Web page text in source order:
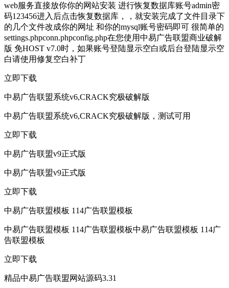
web服务直接放你你的网站安装 进行恢复数据库账号admin密
码123456进入后点击恢复数据库，，就安装完成了文件目录下
的几个文件改成你的网址 和你的mysql账号密码即可 很简单的
settings.phpconn.phpconfig.php在您使用中易广告联盟商业破解
版 免HOST v7.0时，如果账号登陆显示空白或后台登陆显示空
白请使用修复空白补丁
立即下载
中易广告联盟系统v6,CRACK究极破解版
中易广告联盟系统v6,CRACK究极破解版，测试可用
立即下载
中易广告联盟v9正式版
中易广告联盟v9正式版
立即下载
中易广告联盟模板 114广告联盟模板
中易广告联盟模板 114广告联盟模板中易广告联盟模板 114广
告联盟模板
立即下载
精品中易广告联盟网站源码3.31